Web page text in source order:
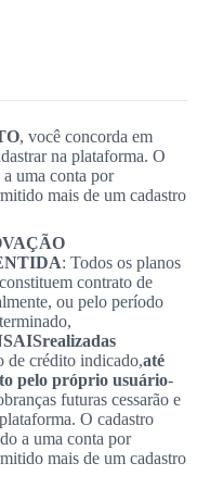
, você concorda em
na plataforma. O
uma conta por
mais de um cadastro
: Todos os planos
contrato de
ou pelo período
realizadas
de crédito indicado,até
pelo próprio usuário-
futuras cessarão e
O cadastro
a uma conta por
mais de um cadastro